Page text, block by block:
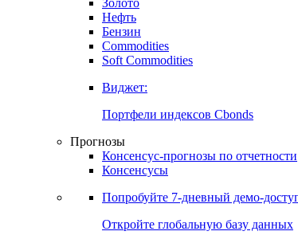
Карта процентных ставок
Commodities
Золото
Нефть
Бензин
Commodities
Soft Commodities
Виджет:
Портфели индексов Cbonds
Прогнозы
Консенсус-прогнозы по отчетности
Консенсусы